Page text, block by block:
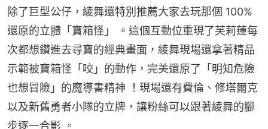
除了巨型公仔，綾舞還特別推薦大家去玩那個 100%
還原的立體「寶箱怪」 。這個互動位重現了芙莉蓮每
次都想鑽進去尋寶的經典畫面，綾舞現場還拿著精品
示範被寶箱怪「咬」的動作，完美還原了「明知危險
也想冒險」的魔導書精神 ！現場還有費倫、修塔爾克
以及新舊勇者小隊的立牌，讓粉絲可以跟著綾舞的腳
步逐一合影 。